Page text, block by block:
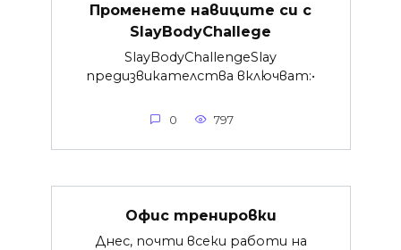
Променете навиците си с
SlayBodyChallege
SlayBodyChallengeSlay
предизвикателства включват:•
0 797
Офис тренировки
Днес, почти всеки работи на